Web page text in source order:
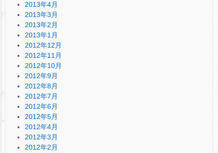
2013年4月
2013年3月
2013年2月
2013年1月
2012年12月
2012年11月
2012年10月
2012年9月
2012年8月
2012年7月
2012年6月
2012年5月
2012年4月
2012年3月
2012年2月